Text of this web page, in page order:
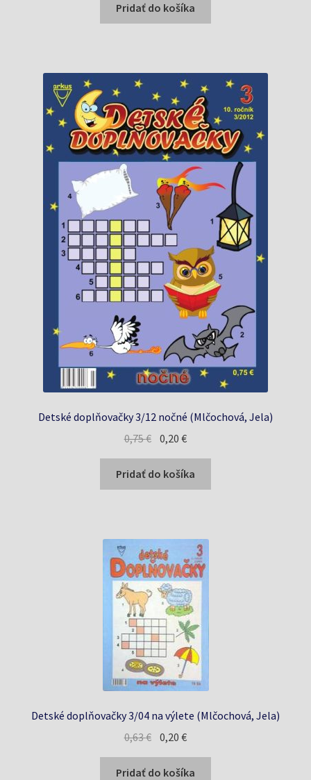
bola:
1,10 €.
je:
0,99 €.
Pridať do košíka
Detské doplňovačky 3/12 nočné (Mlčochová, Jela)
0,75€ Pôvodná
bola:
0,75 €.
0,20€Aktuálna
je:
0,20 €.
Pridať do košíka
Detské doplňovačky 3/04 na výlete (Mlčochová, Jela)
0,63€ Pôvodná
bola:
0,20€Aktuálna
je:
Pridať do košíka